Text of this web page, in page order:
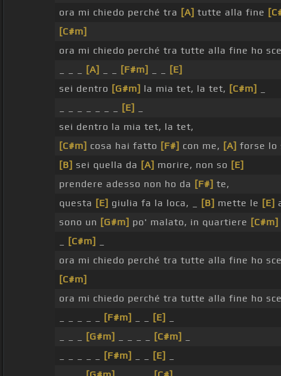
ora mi chiedo perché tra [A] tutte alla fine
[C#m]
ora mi chiedo perché tra tutte alla fine ho
[A] [F#m]
[E]
sei dentro [G#m] la mia tet, la tet, [C#m]
[E]
sei dentro la mia tet, la tet,
[C#m] cosa hai fatto [F#] con me, [A] forse lo
[B] sei quella da [A] morire, non so [E]
prendere adesso non ho da [F#] te,
questa [E] giulia fa la loca, _ [B] mette le [E]
sono un [G#m] po' malato, in quartiere [C#m]
[C#m]
ora mi chiedo perché tra tutte alla fine ho
[C#m]
ora mi chiedo perché tra tutte alla fine ho
[F#m] [E]
[G#m] [C#m]
[F#m] [E]